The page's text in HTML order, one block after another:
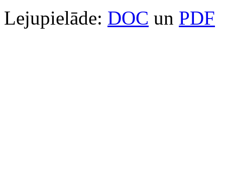
Lejupielāde: DOC un PDF